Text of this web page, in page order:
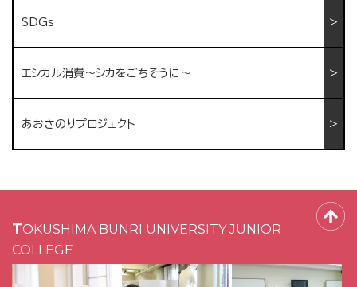
SDGs
エシカル消費〜シカをごちそうに〜
あおさのりプロジェクト
TOKUSHIMA BUNRI UNIVERSITY JUNIOR
COLLEGE